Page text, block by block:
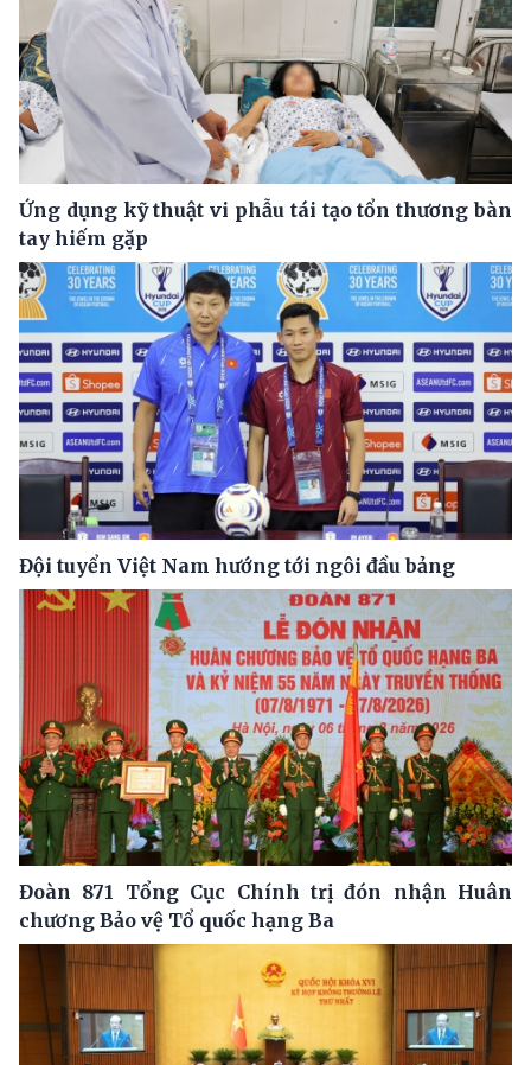
Ứng dụng kỹ thuật vi phẫu tái tạo tổn thương bàn
tay hiếm gặp
Đội tuyển Việt Nam hướng tới ngôi đầu bảng
Đoàn 871 Tổng Cục Chính trị đón nhận Huân
chương Bảo vệ Tổ quốc hạng Ba